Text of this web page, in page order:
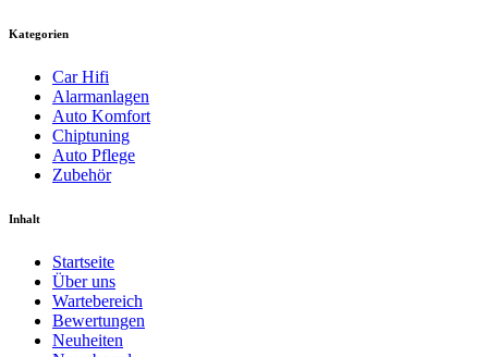
Kategorien
Car Hifi
Alarmanlagen
Auto Komfort
Chiptuning
Auto Pflege
Zubehör
Inhalt
Startseite
Über uns
Wartebereich
Bewertungen
Neuheiten